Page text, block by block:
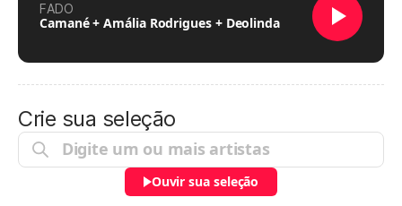
FADO
Camané + Amália Rodrigues + Deolinda
Crie sua seleção
Ouvir sua seleção